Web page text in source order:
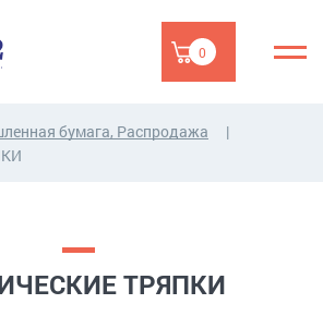
0
бумага, Распродажа
ТРЯПКИ